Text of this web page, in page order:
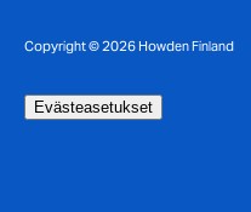
Copyright © 2026 Howden Finland
Evästeasetukset